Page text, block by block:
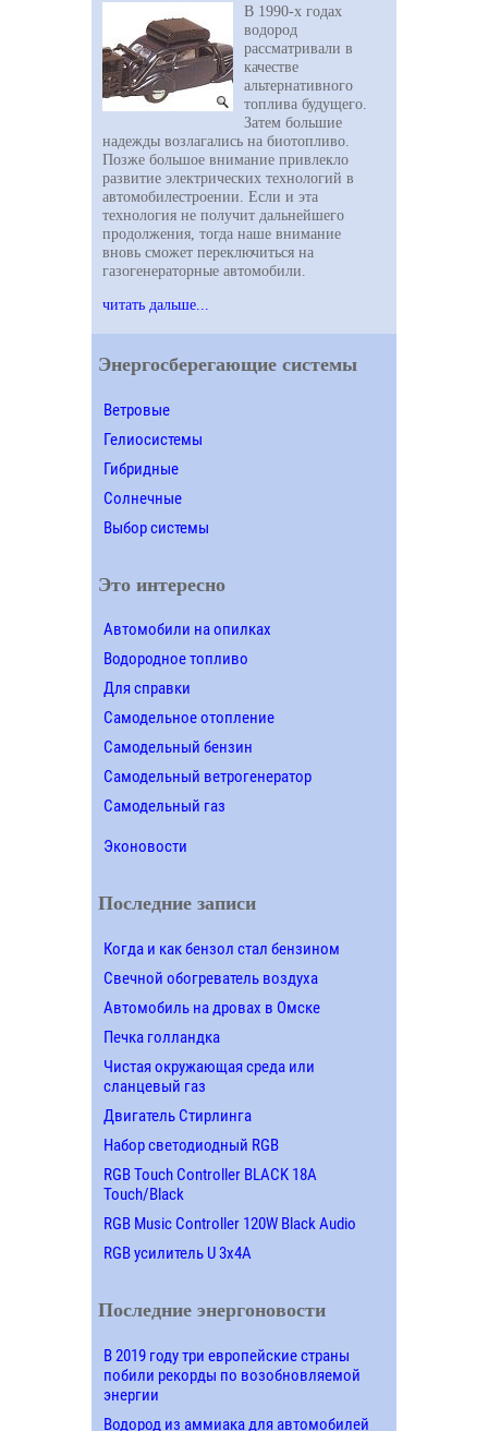
В 1990-х годах
водород
рассматривали в
качестве
альтернативного
топлива будущего.
Затем большие
надежды возлагались на биотопливо.
Позже большое внимание привлекло
развитие электрических технологий в
автомобилестроении. Если и эта
технология не получит дальнейшего
продолжения, тогда наше внимание
вновь сможет переключиться на
газогенераторные автомобили.
читать дальше...
Энергосберегающие системы
Ветровые
Гелиосистемы
Гибридные
Солнечные
Выбор системы
Это интересно
Автомобили на опилках
Водородное топливо
Для справки
Самодельное отопление
Самодельный бензин
Самодельный ветрогенератор
Самодельный газ
Эконовости
Последние записи
Когда и как бензол стал бензином
Свечной обогреватель воздуха
Автомобиль на дровах в Омске
Печка голландка
Чистая окружающая среда или
сланцевый газ
Двигатель Стирлинга
Набор светодиодный RGB
RGB Touch Controller BLACK 18A
Touch/Black
RGB Music Controller 120W Black Audio
RGB усилитель U 3х4A
Последние энергоновости
В 2019 году три европейские страны
побили рекорды по возобновляемой
энергии
Водород из аммиака для автомобилей